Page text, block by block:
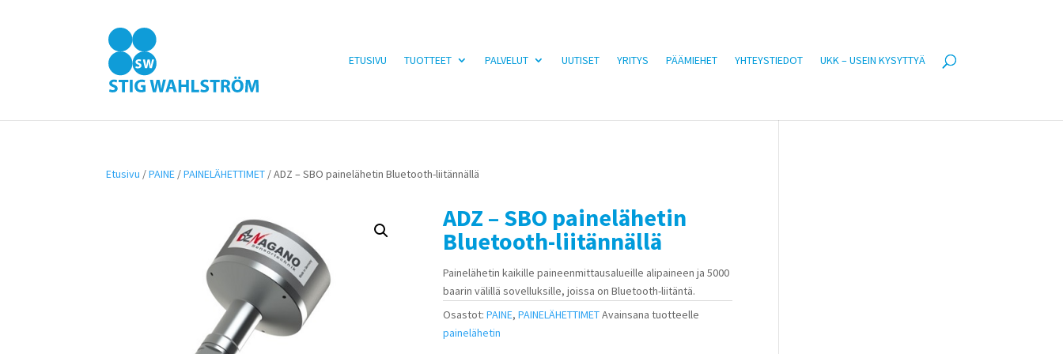
ETUSIVU TUOTTEET PALVELUT UUTISET YRITYS PÄÄMIEHET YHTEYSTIEDOT UKK – USEIN KYSYTTYÄ
Etusivu /PAINE /PAINELÄHETTIMET / ADZ – SBO painelähetin Bluetooth-liitännällä
ADZ – SBO painelähetin
Bluetooth-liitännällä
Painelähetin kaikille paineenmittausalueille alipaineen ja 5000
baarin välillä sovelluksille, joissa on Bluetooth-liitäntä.
Osastot:PAINE,PAINELÄHETTIMETAvainsana tuotteelle
painelähetin